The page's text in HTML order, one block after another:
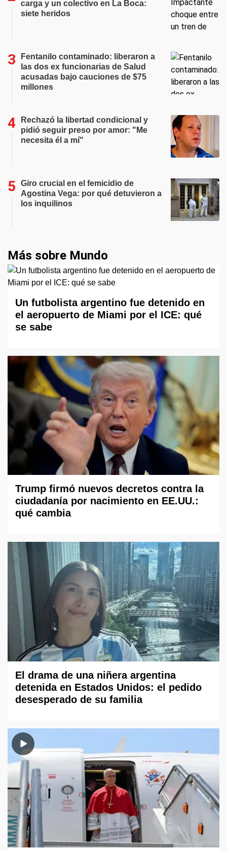
carga y un colectivo en La Boca:
siete heridos
Fentanilo contaminado: liberaron a
las dos ex funcionarias de Salud
acusadas bajo cauciones de $75
millones
Rechazó la libertad condicional y
pidió seguir preso por amor: "Me
necesita él a mí"
Giro crucial en el femicidio de
Agostina Vega: por qué detuvieron a
los inquilinos
Más sobre Mundo
Un futbolista argentino fue detenido en
el aeropuerto de Miami por el ICE: qué
se sabe
Trump firmó nuevos decretos contra la
ciudadanía por nacimiento en EE.UU.:
qué cambia
El drama de una niñera argentina
detenida en Estados Unidos: el pedido
desesperado de su familia